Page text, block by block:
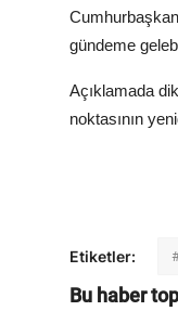
gündeme
Açıklamada
noktasının
Etiketler:
Bu haber